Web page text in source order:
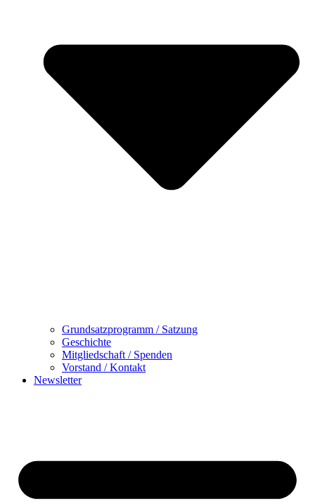
Grundsatzprogramm / Satzung
Geschichte
Mitgliedschaft / Spenden
Vorstand / Kontakt
Newsletter